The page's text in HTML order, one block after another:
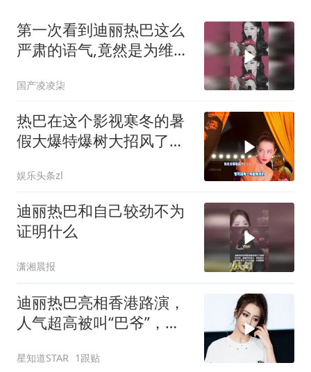
第一次看到迪丽热巴这么
严肃的语气,竟然是为维护
国产凌凌柒
热巴在这个影视寒冬的暑
假大爆特爆树大招风了！
怕被扒的！
娱乐头条zl
迪丽热巴和自己较劲不为
证明什么
潇湘晨报
迪丽热巴亮相香港路演，
人气超高被叫“巴爷”，刘
星知道STAR 1跟贴